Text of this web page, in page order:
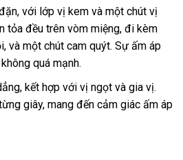
với lớp vị kem và một chút vị
tỏa đều trên vòm miệng, đi kèm
và một chút cam quýt. Sự ấm áp
quá mạnh.
kết hợp với vị ngọt và gia vị.
giây, mang đến cảm giác ấm áp